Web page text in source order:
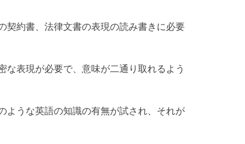
契約書、法律文書の表現の読み書きに必要
な表現が必要で、意味が二通り取れるよう
ような英語の知識の有無が試され、それが